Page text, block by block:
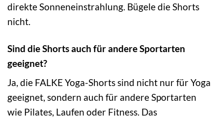
direkte Sonneneinstrahlung. Bügele die Shorts
nicht.
Sind die Shorts auch für andere Sportarten
geeignet?
Ja, die FALKE Yoga-Shorts sind nicht nur für Yoga
geeignet, sondern auch für andere Sportarten
wie Pilates, Laufen oder Fitness. Das